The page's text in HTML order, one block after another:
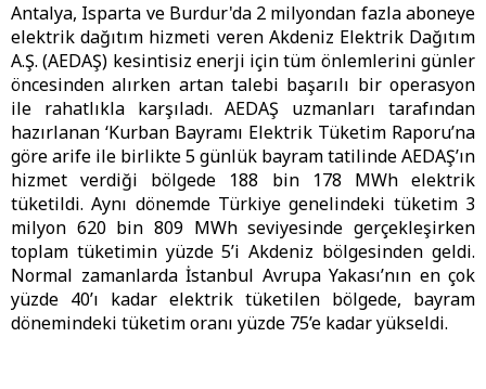
Antalya, Isparta ve Burdur'da 2 milyondan fazla aboneye
elektrik dağıtım hizmeti veren Akdeniz Elektrik Dağıtım
A.Ş. (AEDAŞ) kesintisiz enerji için tüm önlemlerini günler
öncesinden alırken artan talebi başarılı bir operasyon
ile rahatlıkla karşıladı. AEDAŞ uzmanları tarafından
hazırlanan ‘Kurban Bayramı Elektrik Tüketim Raporu’na
göre arife ile birlikte 5 günlük bayram tatilinde AEDAŞ’ın
hizmet verdiği bölgede 188 bin 178 MWh elektrik
tüketildi. Aynı dönemde Türkiye genelindeki tüketim 3
milyon 620 bin 809 MWh seviyesinde gerçekleşirken
toplam tüketimin yüzde 5’i Akdeniz bölgesinden geldi.
Normal zamanlarda İstanbul Avrupa Yakası’nın en çok
yüzde 40’ı kadar elektrik tüketilen bölgede, bayram
dönemindeki tüketim oranı yüzde 75’e kadar yükseldi.